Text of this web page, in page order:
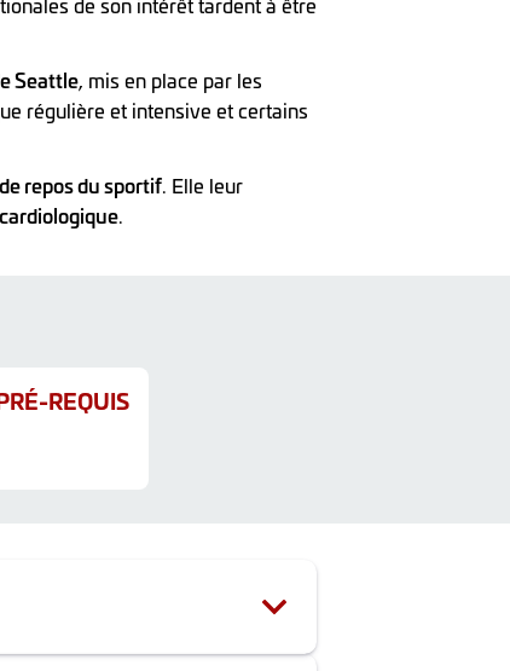
Seattle, mis en place par les
régulière et intensive et certains
repos du sportif. Elle leur
.
REQUIS